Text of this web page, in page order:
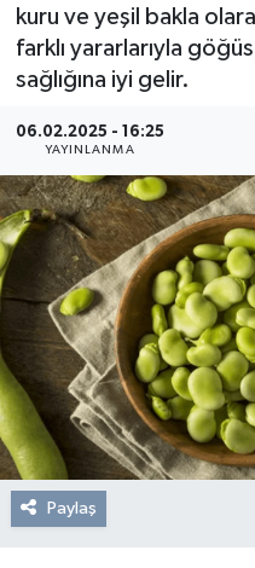
kuru ve yeşil bakla
farklı yararlarıyla
sağlığına iyi gelir.
06.02.2025 - 16:25
YAYINLANMA
Paylaş
Resmi Reklam
Röportajlar